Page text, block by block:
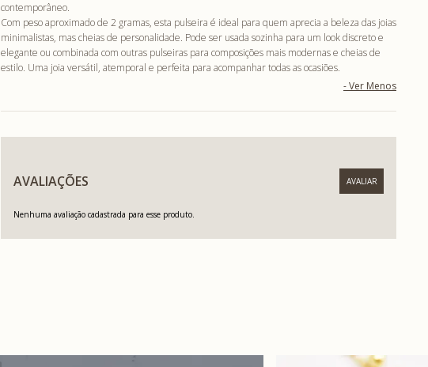
contemporâneo.
Com peso aproximado de 2 gramas, esta pulseira é ideal para quem aprecia a beleza das joias
minimalistas, mas cheias de personalidade. Pode ser usada sozinha para um look discreto e
elegante ou combinada com outras pulseiras para composições mais modernas e cheias de
estilo. Uma joia versátil, atemporal e perfeita para acompanhar todas as ocasiões.
AVALIAÇÕES
Nenhuma avaliação cadastrada para esse produto.